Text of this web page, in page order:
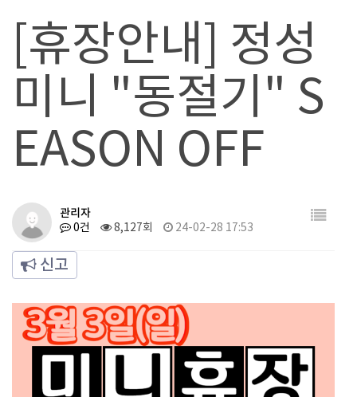
[휴장안내] 정성
미니 "동절기" S
EASON OFF
관리자
0건 8,127회 24-02-28 17:53
신고